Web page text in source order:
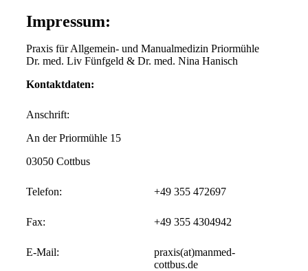
Impressum:
Praxis für Allgemein- und Manualmedizin Priormühle
Dr. med. Liv Fünfgeld & Dr. med. Nina Hanisch
Kontaktdaten:
Anschrift:
An der Priormühle 15
03050 Cottbus
Telefon: +49 355 472697
Fax: +49 355 4304942
E-Mail:
praxis(at)manmed-
cottbus.de